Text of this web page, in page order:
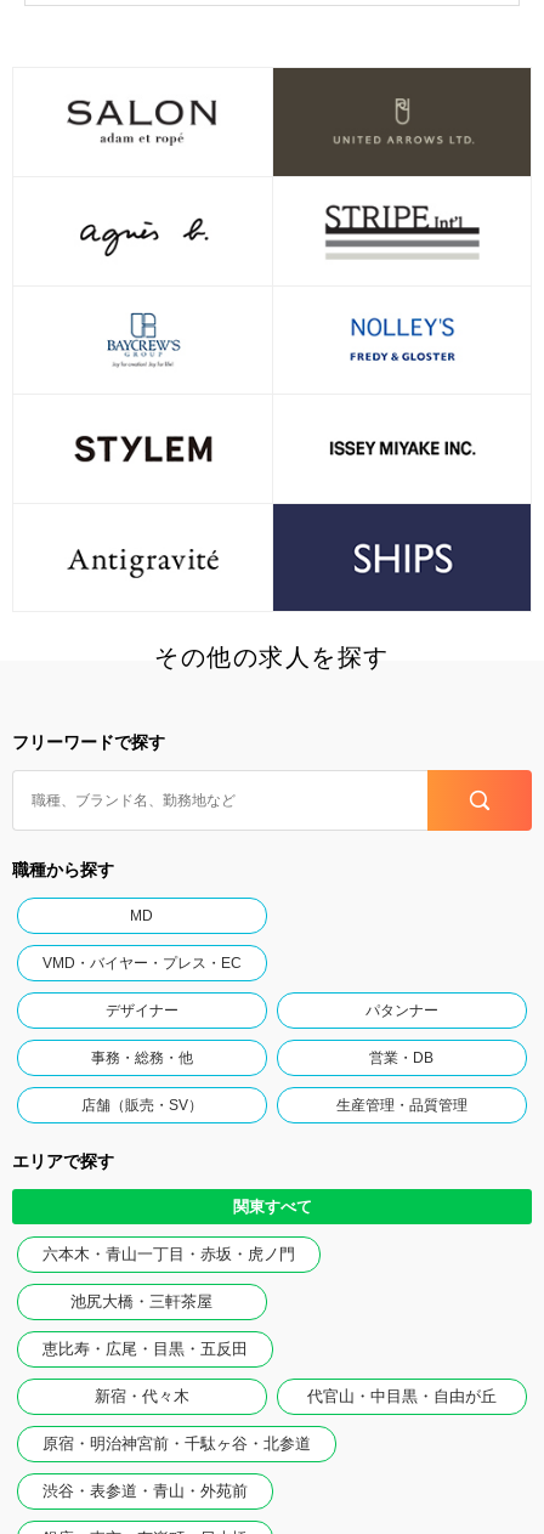
その他の求人を探す
フリーワードで探す
職種から探す
MD
VMD・バイヤー・プレス・EC
デザイナー パタンナー
事務・総務・他 営業・DB
店舗（販売・SV） 生産管理・品質管理
エリアで探す
関東すべて
六本木・青山一丁目・赤坂・虎ノ門
池尻大橋・三軒茶屋
恵比寿・広尾・目黒・五反田
新宿・代々木 代官山・中目黒・自由が丘
原宿・明治神宮前・千駄ヶ谷・北参道
渋谷・表参道・青山・外苑前